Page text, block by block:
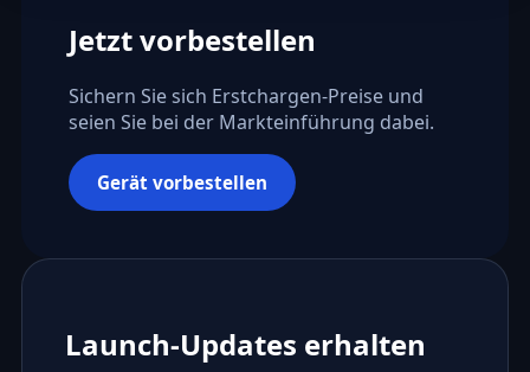
Jetzt vorbestellen
Sichern Sie sich Erstchargen-Preise und
seien Sie bei der Markteinführung dabei.
Gerät vorbestellen
Launch-Updates erhalten